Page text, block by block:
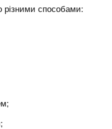
різними способами: